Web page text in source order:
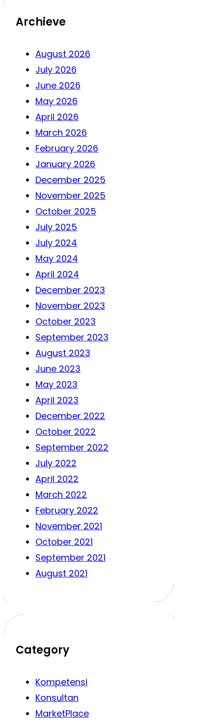
Archieve
August 2026
July 2026
June 2026
May 2026
April 2026
March 2026
February 2026
January 2026
December 2025
November 2025
October 2025
July 2025
July 2024
May 2024
April 2024
December 2023
November 2023
October 2023
September 2023
August 2023
June 2023
May 2023
April 2023
December 2022
October 2022
September 2022
July 2022
April 2022
March 2022
February 2022
November 2021
October 2021
September 2021
August 2021
Category
Kompetensi
Konsultan
MarketPlace